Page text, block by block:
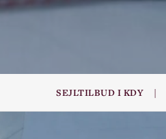
SEJLTILBUD I KDY |